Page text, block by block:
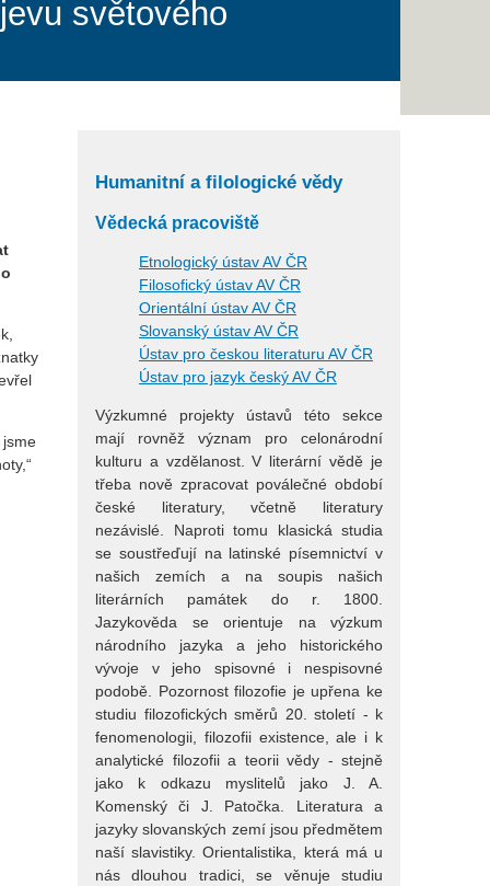
světového
Humanitní a filologické vědy
Vědecká pracoviště
Etnologický ústav AV ČR
Filosofický ústav AV ČR
Orientální ústav AV ČR
Slovanský ústav AV ČR
Ústav pro českou literaturu AV ČR
Ústav pro jazyk český AV ČR
Výzkumné projekty ústavů této sekce
mají rovněž význam pro celonárodní
kulturu a vzdělanost. V literární vědě je
třeba nově zpracovat poválečné období
české literatury, včetně literatury
nezávislé. Naproti tomu klasická studia
se soustřeďují na latinské písemnictví v
našich zemích a na soupis našich
literárních památek do r. 1800.
Jazykověda se orientuje na výzkum
národního jazyka a jeho historického
vývoje v jeho spisovné i nespisovné
podobě. Pozornost filozofie je upřena ke
studiu filozofických směrů 20. století - k
fenomenologii, filozofii existence, ale i k
analytické filozofii a teorii vědy - stejně
jako k odkazu myslitelů jako J. A.
Komenský či J. Patočka. Literatura a
jazyky slovanských zemí jsou předmětem
naší slavistiky. Orientalistika, která má u
nás dlouhou tradici, se věnuje studiu